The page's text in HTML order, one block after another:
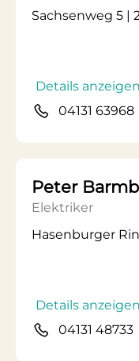
Sachsenweg 5 |
Details anzeigen
04131 63968
Peter
Elektriker
Hasenburger
Details anzeigen
04131 48733